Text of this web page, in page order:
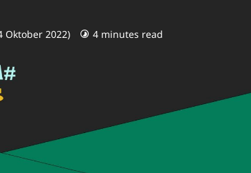
Oktober 2022) 4 minutes read